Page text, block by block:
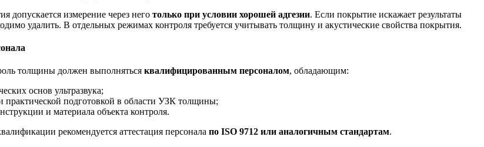
допускается измерение через него только при условии хорошей адгезии. Если покрытие искажает результаты
удалить. В отдельных режимах контроля требуется учитывать толщину и акустические свойства покрытия.
толщины должен выполняться квалифицированным персоналом, обладающим:
основ ультразвука;
практической подготовкой в области УЗК толщины;
и материала объекта контроля.
рекомендуется аттестация персонала по ISO 9712 или аналогичным стандартам.